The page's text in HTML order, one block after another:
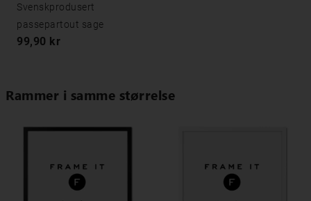
Svenskprodusert
passepartout sage
99,90 kr
Rammer i samme størrelse